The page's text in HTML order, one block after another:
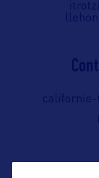
californie-